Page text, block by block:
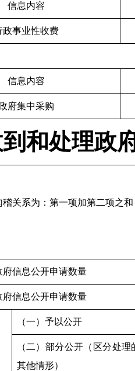
信息内容
政事业性收费
信息内容
府集中采购
和处理政
稽关系为：第一项加第二项之
信息公开申请数量
府信息公开申请数量
（一）予以公开
（二）部分公开（区分处
其他情形）